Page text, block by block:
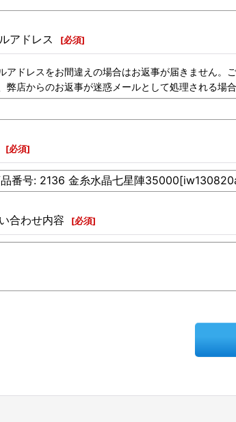
アドレス [必須]
アドレスをお間違えの場合はお返事が届きません。ご
弊店からのお返事が迷惑メールとして処理される場
[必須]
合わせ内容 [必須]